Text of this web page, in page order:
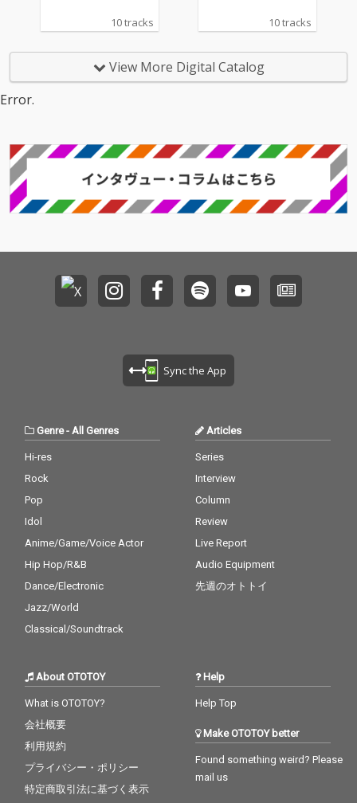
10 tracks 10 tracks
View More Digital Catalog
Error.
Sync the App
Genre- All Genres
Hi-res
Rock
Pop
Idol
Anime/Game/Voice Actor
Hip Hop/R&B
Dance/Electronic
Jazz/World
Classical/Soundtrack
Articles
Series
Interview
Column
Review
Live Report
Audio Equipment
先週のオトトイ
About OTOTOY
What is OTOTOY?
会社概要
利用規約
プライバシー・ポリシー
特定商取引法に基づく表示
Help
Help Top
Make OTOTOY better
Found something weird? Please
mail us